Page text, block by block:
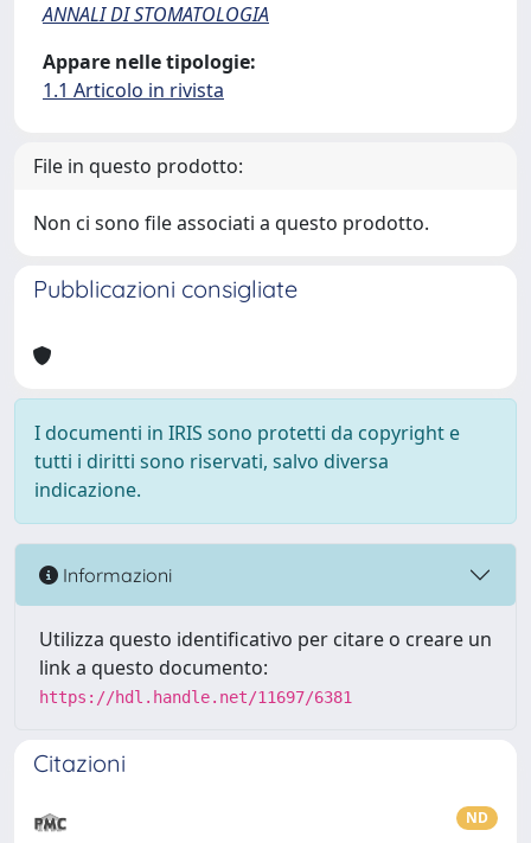
ANNALI DI STOMATOLOGIA
Appare nelle tipologie:
1.1 Articolo in rivista
File in questo prodotto:
Non ci sono file associati a questo prodotto.
Pubblicazioni consigliate
I documenti in IRIS sono protetti da copyright e
tutti i diritti sono riservati, salvo diversa
indicazione.
Informazioni
Utilizza questo identificativo per citare o creare un
link a questo documento:
https://hdl.handle.net/11697/6381
Citazioni
ND